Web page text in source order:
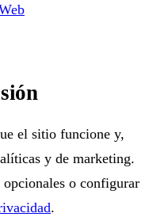
el sitio funcione y,
y de marketing.
opcionales o configurar
.